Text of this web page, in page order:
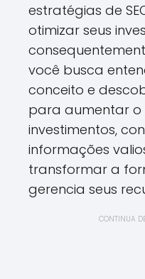
estratégias de
otimizar seus
você busca
conceito e
para aumentar o
investimentos,
informações
transformar a
gerencia seus
CONTINUA